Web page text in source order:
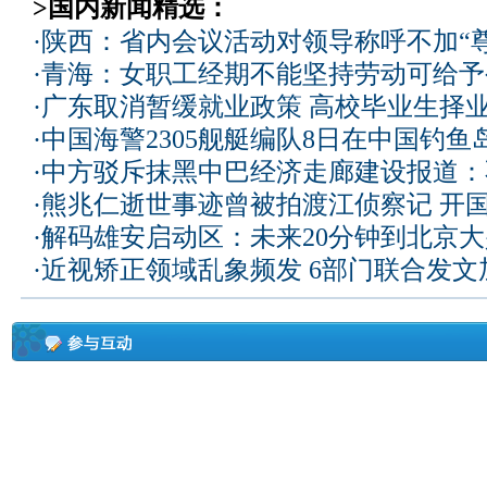
>国内新闻精选：
· 陕西：省内会议活动对领导称呼不加“
·青海：女职工经期不能坚持劳动可给
·广东取消暂缓就业政策 高校毕业生择
·中国海警2305舰艇编队8日在中国钓鱼
·中方驳斥抹黑中巴经济走廊建设报道
·熊兆仁逝世事迹曾被拍渡江侦察记 开
·解码雄安启动区：未来20分钟到北京
·近视矫正领域乱象频发 6部门联合发文